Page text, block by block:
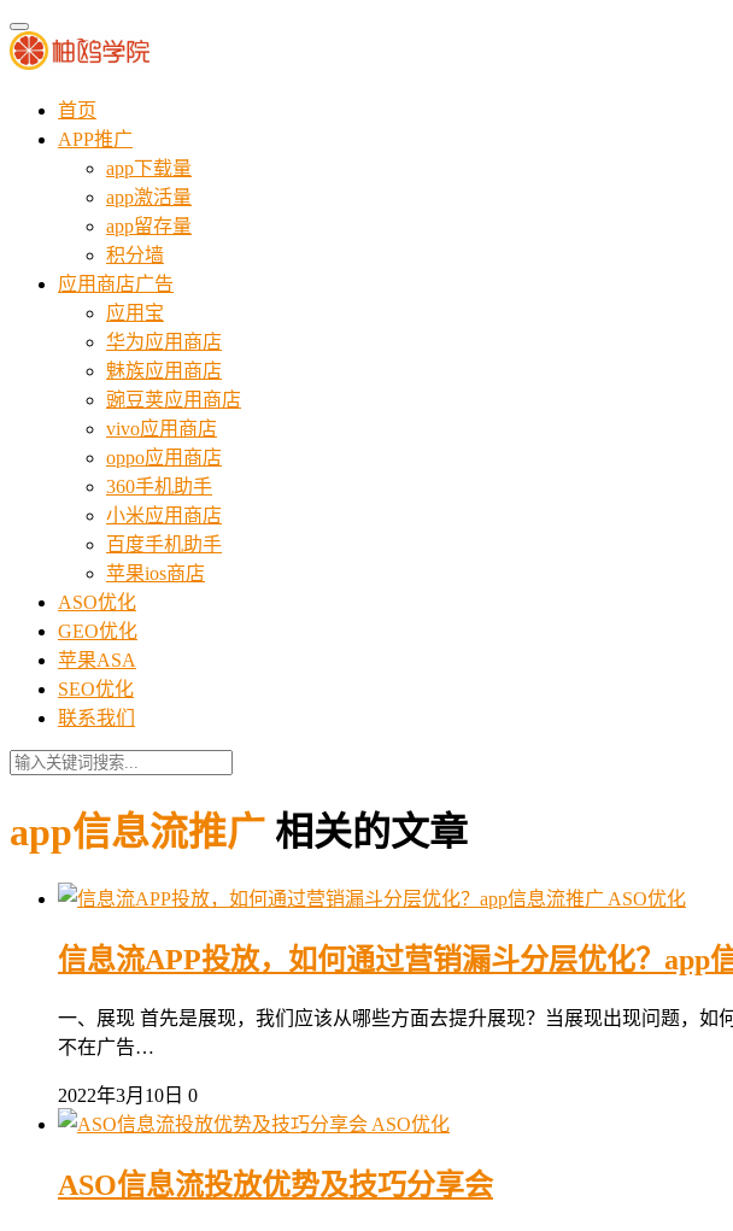
首页
APP推广
app下载量
app激活量
app留存量
积分墙
应用商店广告
应用宝
华为应用商店
魅族应用商店
豌豆荚应用商店
vivo应用商店
oppo应用商店
360手机助手
小米应用商店
百度手机助手
苹果ios商店
ASO优化
GEO优化
苹果ASA
SEO优化
联系我们
app信息流推广 相关的文章
ASO优化
信息流APP投放，如何通过营销漏斗分层优化？app
一、展现 首先是展现，我们应该从哪些方面去提升展现？当展现出现问题，
不在广告…
2022年3月10日 0
ASO优化
ASO信息流投放优势及技巧分享会